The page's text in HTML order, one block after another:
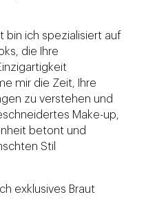
bin ich spezialisiert auf
die Ihre
mir die Zeit, Ihre
zu verstehen und
Make-up,
betont und
Stil
exklusives Braut